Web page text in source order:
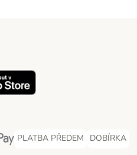
Method
Payment Method
PLATBA PŘEDEM
PLATBA PŘEDEM Payment
DOBÍRKA
DOBÍRKA